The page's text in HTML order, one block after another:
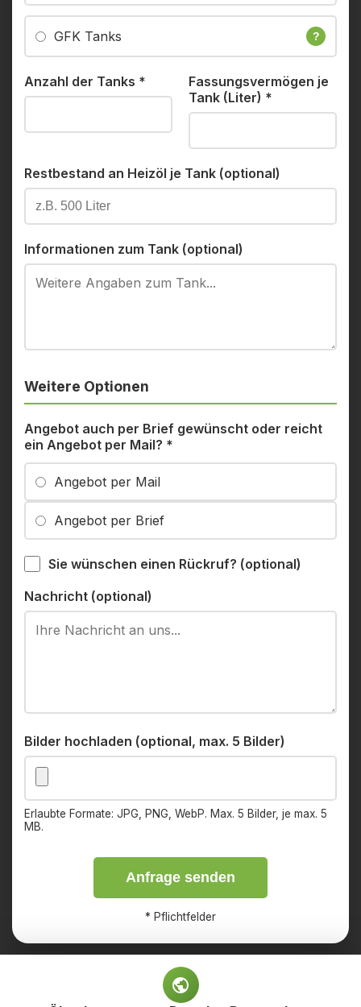
GFK Tanks ?
Anzahl der Tanks *
Fassungsvermögen je
Tank (Liter) *
Restbestand an Heizöl je Tank (optional)
Informationen zum Tank (optional)
Weitere Optionen
Angebot auch per Brief gewünscht oder reicht
ein Angebot per Mail? *
Angebot per Mail
Angebot per Brief
Sie wünschen einen Rückruf? (optional)
Nachricht (optional)
Bilder hochladen (optional, max. 5 Bilder)
Erlaubte Formate: JPG, PNG, WebP. Max. 5 Bilder, je max. 5
MB.
Anfrage senden
* Pflichtfelder